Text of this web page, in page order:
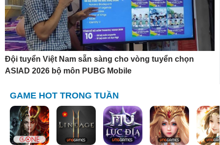
Đội tuyển Việt Nam sẵn sàng cho vòng tuyển chọn
ASIAD 2026 bộ môn PUBG Mobile
GAME HOT TRONG TUẦN